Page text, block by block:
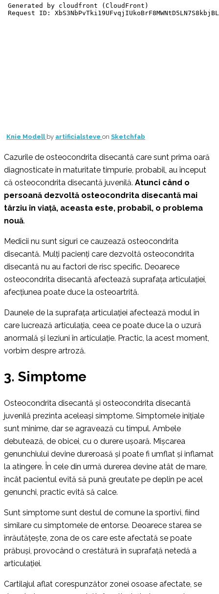
Knie Modell by artificialsteve on Sketchfab
Cazurile de osteocondrita disecantă care sunt prima oară
diagnosticate în maturitate timpurie, probabil, au început
că osteocondrita disecantă juvenilă. Atunci când o
persoană dezvoltă osteocondrita disecantă mai
târziu în viață, aceasta este, probabil, o problema
nouă.
Medicii nu sunt siguri ce cauzează osteocondrita
disecantă. Mulți pacienți care dezvoltă osteocondrita
disecantă nu au factori de risc specific. Deoarece
osteocondrita disecantă afectează suprafața articulației,
afecțiunea poate duce la osteoartrită.
Daunele de la suprafața articulației afectează modul în
care lucrează articulația, ceea ce poate duce la o uzură
anormală și leziuni în articulație. Practic, la acest moment,
vorbim despre artroză.
3. Simptome
Osteocondrita disecantă și osteocondrita disecantă
juvenilă prezinta aceleași simptome. Simptomele inițiale
sunt minime, dar se agravează cu timpul. Ambele
debutează, de obicei, cu o durere ușoară. Mișcarea
genunchiului devine dureroasă și poate fi umflat și inflamat
la atingere. În cele din urmă durerea devine atât de mare,
încât pacientul evită să pună greutate pe deplin pe acel
genunchi, practic evită să calce.
Sunt simptome sunt destul de comune la sportivi, fiind
similare cu simptomele de entorse. Deoarece starea se
înrăutățește, zona de os care este afectată se poate
prăbuși, provocând o crestătură în suprafață netedă a
articulației.
Cartilajul aflat corespunzător zonei osoase afectate, se